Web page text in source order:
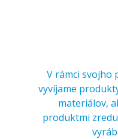
V rámci svojho
vyvíjame
materiálov,
produktmi